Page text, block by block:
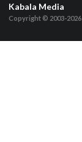
Kabala Media
Copyright © 2003-2026